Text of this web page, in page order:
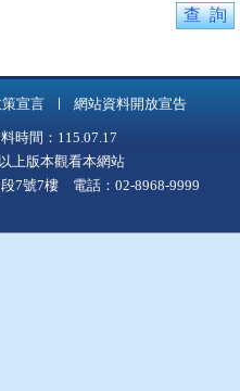
宣言 網站資料開放宣告
時間：115.07.17
上版本觀看本網站
7號7樓 電話：02-8968-9999